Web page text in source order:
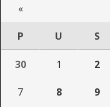
«
P U S
30 1 2
7 8 9